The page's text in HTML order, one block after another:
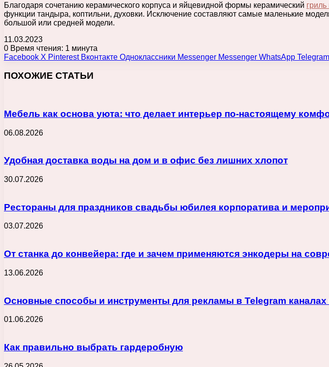
Благодаря сочетанию керамического корпуса и яйцевидной формы керамический
функции тандыра, коптильни, духовки. Исключение составляют самые маленькие
большой или средней модели.
11.03.2023
0 Время чтения: 1 минута
Facebook X Pinterest Вконтакте Одноклассники Messenger Messenger WhatsApp Telegram
ПОХОЖИЕ СТАТЬИ
Мебель как основа уюта: что делает интерьер по-настоящему
06.08.2026
Удобная доставка воды на дом и в офис без лишних хлопот
30.07.2026
Рестораны для праздников свадьбы юбилея корпоратива и
03.07.2026
От станка до конвейера: где и зачем применяются энкодеры на
13.06.2026
Основные способы и инструменты для рекламы в Telegram каналах
01.06.2026
Как правильно выбрать гардеробную